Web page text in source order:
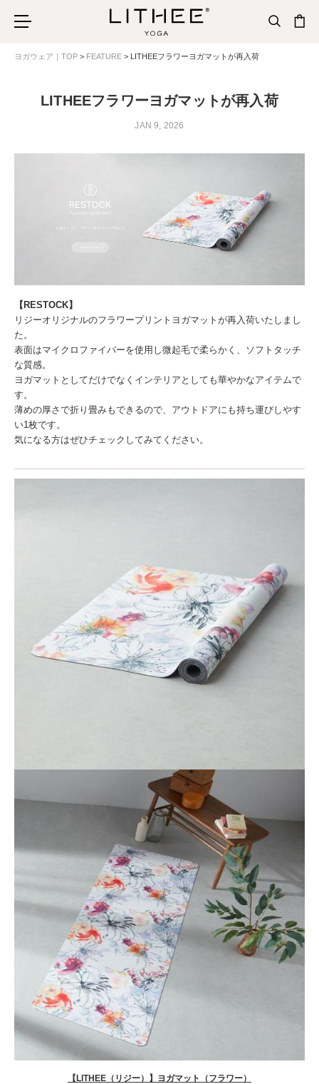
ヨガウェア｜TOP FEATURE LITHEEフラワーヨガマットが再入荷
LITHEEフラワーヨガマットが再入荷
JAN 9, 2026
【RESTOCK】
リジーオリジナルのフラワープリントヨガマットが再入荷いたしまし
た。
表面はマイクロファイバーを使用し微起毛で柔らかく、ソフトタッチ
な質感。
ヨガマットとしてだけでなくインテリアとしても華やかなアイテムで
す。
薄めの厚さで折り畳みもできるので、アウトドアにも持ち運びしやす
い1枚です。
気になる方はぜひチェックしてみてください。
【LITHEE（リジー）】ヨガマット（フラワー）